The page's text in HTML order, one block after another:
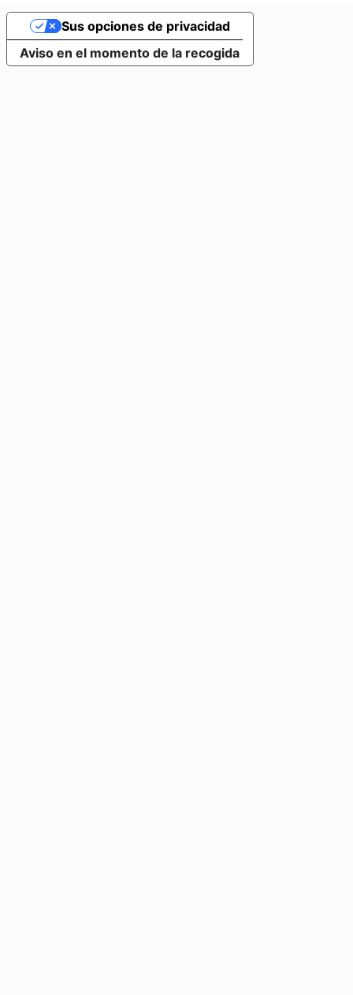
Aviso en el momento de la recogida
Sus opciones de privacidad